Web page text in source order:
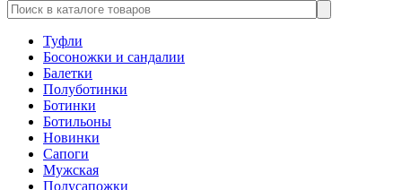
Туфли
Босоножки и сандалии
Балетки
Полуботинки
Ботинки
Ботильоны
Новинки
Сапоги
Мужская
Полусапожки